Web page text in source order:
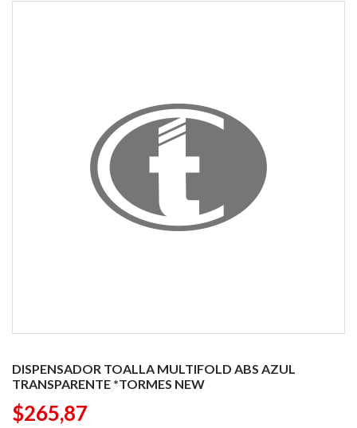
DISPENSADOR TOALLA MULTIFOLD ABS AZUL
TRANSPARENTE *TORMES NEW
$265,87